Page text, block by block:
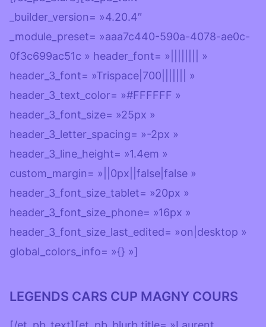
_builder_version= »4.20.4″
_module_preset= »aaa7c440-590a-4078-ae0c-
0f3c699ac51c » header_font= »|||||||| »
header_3_font= »Trispace|700||||||| »
header_3_text_color= »#FFFFFF »
header_3_font_size= »25px »
header_3_letter_spacing= »-2px »
header_3_line_height= »1.4em »
custom_margin= »||0px||false|false »
header_3_font_size_tablet= »20px »
header_3_font_size_phone= »16px »
header_3_font_size_last_edited= »on|desktop »
global_colors_info= »{} »]
LEGENDS CARS CUP MAGNY COURS